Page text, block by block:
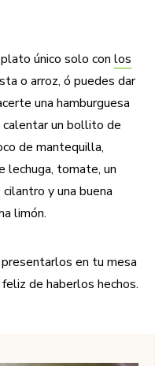
único solo con los
o arroz, ó puedes dar
una hamburguesa
un bollito de
de mantequilla,
lechuga, tomate, un
y una buena
limón.
en tu mesa
de haberlos hechos.